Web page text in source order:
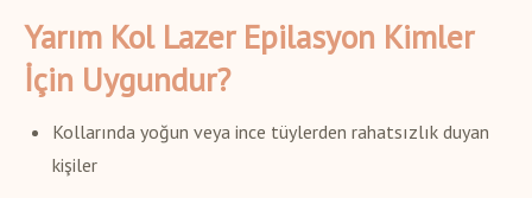
Yarım Kol Lazer Epilasyon Kimler
İçin Uygundur?
Kollarında yoğun veya ince tüylerden rahatsızlık duyan
kişiler